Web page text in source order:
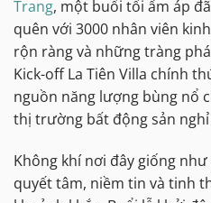
Trang, một buổi tối ấm áp
quên với 3000 nhân viên
rộn ràng và những tràng
Kick-off La Tiên Villa chính
nguồn năng lượng bùng nổ
thị trường bất động sản
Không khí nơi đây giống
quyết tâm, niềm tin và tinh